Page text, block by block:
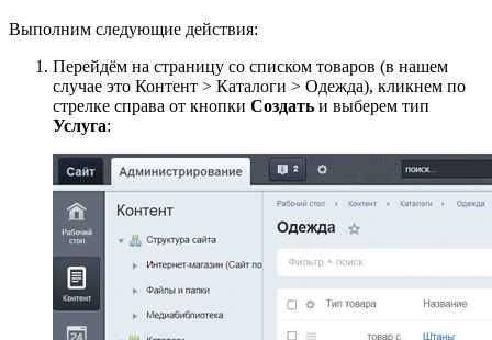
Выполним следующие действия:
Перейдём на страницу со списком товаров (в нашем
случае это Контент > Каталоги > Одежда), кликнем по
стрелке справа от кнопки Создать и выберем тип
Услуга: